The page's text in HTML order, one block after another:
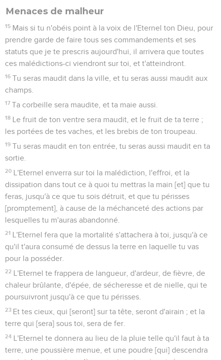
Menaces de malheur
15 Mais si tu n'obéis point à la voix de l'Eternel ton Dieu, pour
prendre garde de faire tous ses commandements et ses
statuts que je te prescris aujourd'hui, il arrivera que toutes
ces malédictions-ci viendront sur toi, et t'atteindront.
16 Tu seras maudit dans la ville, et tu seras aussi maudit aux
champs.
17 Ta corbeille sera maudite, et ta maie aussi.
18 Le fruit de ton ventre sera maudit, et le fruit de ta terre ;
les portées de tes vaches, et les brebis de ton troupeau.
19 Tu seras maudit en ton entrée, tu seras aussi maudit en ta
sortie.
20 L'Eternel enverra sur toi la malédiction, l'effroi, et la
dissipation dans tout ce à quoi tu mettras la main [et] que tu
feras, jusqu'à ce que tu sois détruit, et que tu périsses
[promptement], à cause de la méchanceté des actions par
lesquelles tu m'auras abandonné.
21 L'Eternel fera que la mortalité s'attachera à toi, jusqu'à ce
qu'il t'aura consumé de dessus la terre en laquelle tu vas
pour la posséder.
22 L'Eternel te frappera de langueur, d'ardeur, de fièvre, de
chaleur brûlante, d'épée, de sécheresse et de nielle, qui te
poursuivront jusqu'à ce que tu périsses.
23 Et tes cieux, qui [seront] sur ta tête, seront d'airain ; et la
terre qui [sera] sous toi, sera de fer.
24 L'Eternel te donnera au lieu de la pluie telle qu'il faut à ta
terre, une poussière menue, et une poudre [qui] descendra